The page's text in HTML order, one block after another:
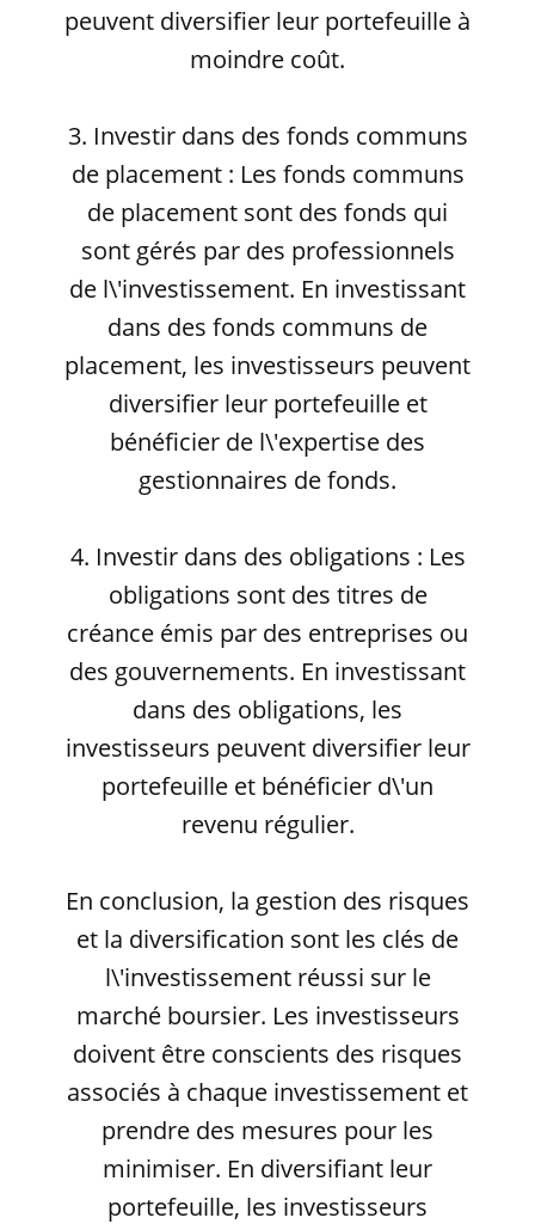
peuvent diversifier leur portefeuille à
moindre coût.
3. Investir dans des fonds communs
de placement : Les fonds communs
de placement sont des fonds qui
sont gérés par des professionnels
de l\'investissement. En investissant
dans des fonds communs de
placement, les investisseurs peuvent
diversifier leur portefeuille et
bénéficier de l\'expertise des
gestionnaires de fonds.
4. Investir dans des obligations : Les
obligations sont des titres de
créance émis par des entreprises ou
des gouvernements. En investissant
dans des obligations, les
investisseurs peuvent diversifier leur
portefeuille et bénéficier d\'un
revenu régulier.
En conclusion, la gestion des risques
et la diversification sont les clés de
l\'investissement réussi sur le
marché boursier. Les investisseurs
doivent être conscients des risques
associés à chaque investissement et
prendre des mesures pour les
minimiser. En diversifiant leur
portefeuille, les investisseurs